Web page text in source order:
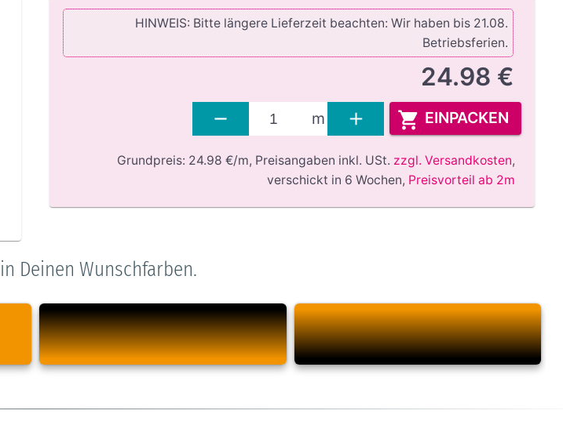
HINWEIS: Bitte längere Lieferzeit beachten: Wir haben bis 21.08.
Betriebsferien.
24.98 €
m EINPACKEN
Grundpreis: 24.98 €/m, Preisangaben inkl. USt. zzgl. Versandkosten,
verschickt in 6 Wochen, Preisvorteil ab 2m
Deinen Wunschfarben.